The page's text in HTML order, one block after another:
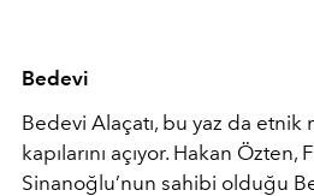
Bedevi
Bedevi Alaçatı, bu yaz da etnik
kapılarını açıyor. Hakan
Sinanoğlu’nun sahibi olduğu